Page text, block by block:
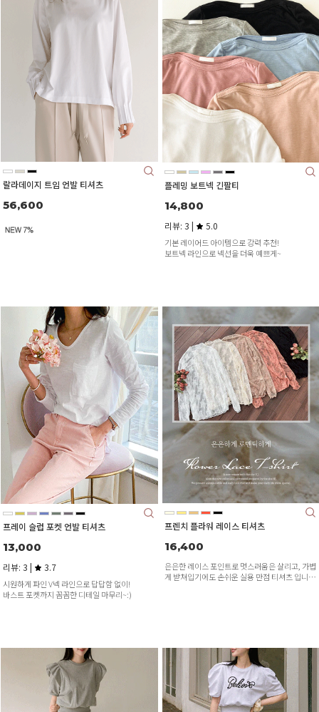
랄라데이지 트임 언발 티셔츠
56,600
플레밍 보트넥 긴팔티
14,800
리뷰: 3 | 5.0
기본 레이어드 아이템으로 강력 추천!
보트넥 라인으로 넥선을 더욱 예쁘게~
프레이 슬럽 포켓 언발 티셔츠
13,000
리뷰: 3 | 3.7
시원하게 파인 V넥 라인으로 답답함 없이!
바스트 포켓까지 꼼꼼한 디테일 마무리~:)
프렌치 플라워 레이스 티셔츠
16,400
은은한 레이스 포인트로 멋스러움은 살리고, 가볍
게 받쳐입기에도 손쉬운 실용 만점 티셔츠 입니